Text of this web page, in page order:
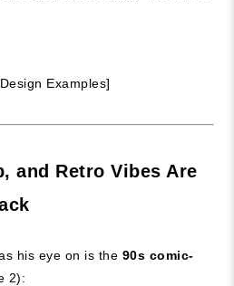
Examples]
and Retro Vibes Are
his eye on is the 90s comic-
2):